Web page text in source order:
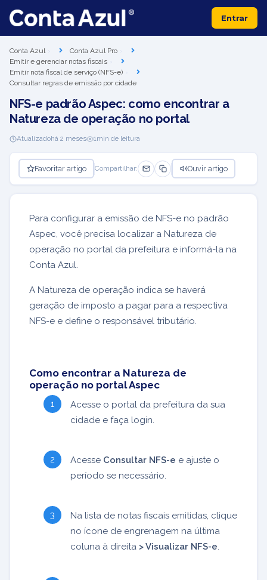
Entrar
Conta Azul
Conta Azul Pro
Emitir e gerenciar notas fiscais
Emitir nota fiscal de serviço (NFS-e)
Consultar regras de emissão por cidade
NFS-e padrão Aspec: como encontrar a
Natureza de operação no portal
Atualizadohá 2 meses 1min de leitura
Favoritar artigo Compartilhar: Ouvir artigo
Para configurar a emissão de NFS-e no padrão
Aspec, você precisa localizar a Natureza de
operação no portal da prefeitura e informá-la na
Conta Azul.
A Natureza de operação indica se haverá
geração de imposto a pagar para a respectiva
NFS-e e define o responsável tributário.
Como encontrar a Natureza de
operação no portal Aspec
Acesse o portal da prefeitura da sua
cidade e faça login.
Acesse Consultar NFS-e e ajuste o
período se necessário.
Na lista de notas fiscais emitidas, clique
no ícone de engrenagem na última
coluna à direita > Visualizar NFS-e.